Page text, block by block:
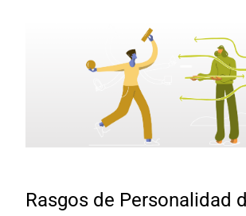
Rasgos de Personalidad